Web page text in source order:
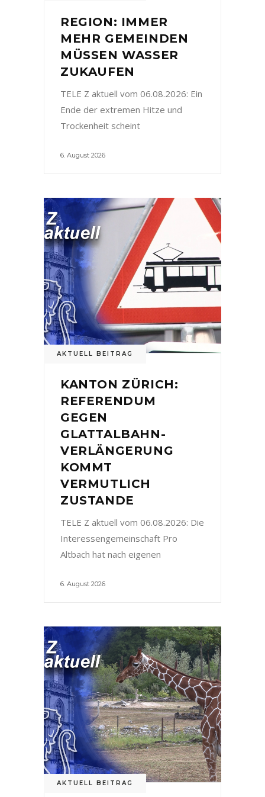
REGION: IMMER
MEHR GEMEINDEN
MÜSSEN WASSER
ZUKAUFEN
TELE Z aktuell vom 06.08.2026: Ein
Ende der extremen Hitze und
Trockenheit scheint
6. August 2026
AKTUELL BEITRAG
KANTON ZÜRICH:
REFERENDUM
GEGEN
GLATTALBAHN-
VERLÄNGERUNG
KOMMT
VERMUTLICH
ZUSTANDE
TELE Z aktuell vom 06.08.2026: Die
Interessengemeinschaft Pro
Altbach hat nach eigenen
6. August 2026
AKTUELL BEITRAG